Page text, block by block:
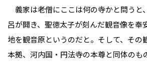
義家は老僧にここは何の寺かと問うと
呂が開き、聖徳太子が刻んだ観音像を奉
地を観音原というのだと。そして、その
本拠、河内国・円法寺の本尊と同体のも